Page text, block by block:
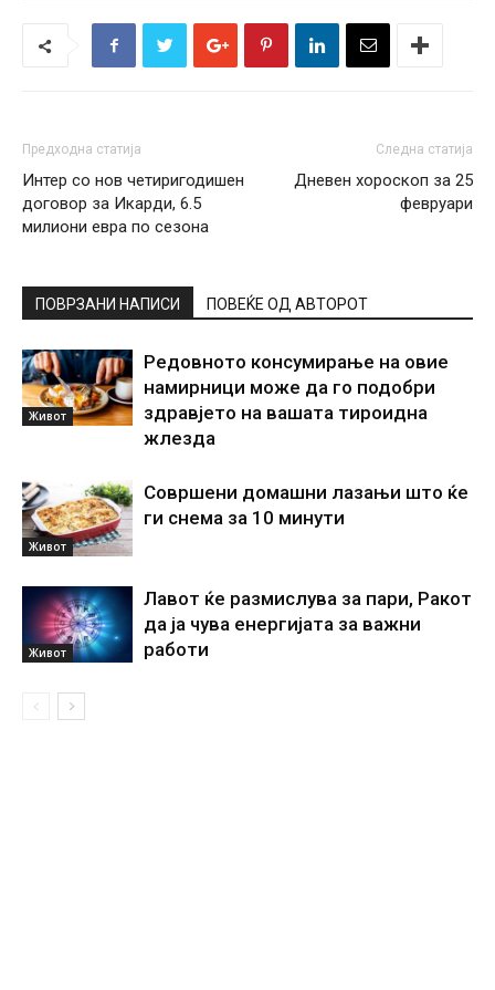
Предходна статија
Интер со нов четиригодишен
договор за Икарди, 6.5
милиони евра по сезона
Следна статија
Дневен хороскоп за 25
февруари
ПОВРЗАНИ НАПИСИ ПОВЕЌЕ ОД АВТОРОТ
Живот
Редовното консумирање на овие
намирници може да го подобри
здравјето на вашата тироидна
жлезда
Живот
Совршени домашни лазањи што ќе
ги снема за 10 минути
Живот
Лавот ќе размислува за пари, Ракот
да ја чува енергијата за важни
работи